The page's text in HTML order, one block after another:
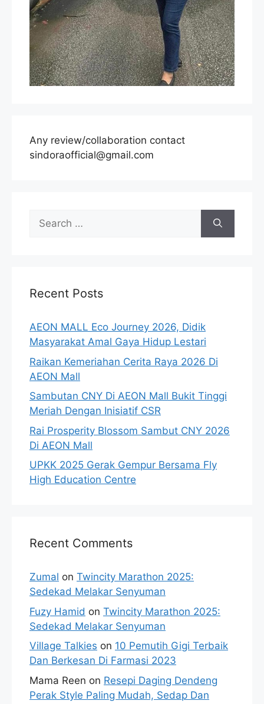
Any review/collaboration contact
sindoraofficial@gmail.com
Search
for:
Recent Posts
AEON MALL Eco Journey 2026, Didik
Masyarakat Amal Gaya Hidup Lestari
Raikan Kemeriahan Cerita Raya 2026 Di
AEON Mall
Sambutan CNY Di AEON Mall Bukit Tinggi
Meriah Dengan Inisiatif CSR
Rai Prosperity Blossom Sambut CNY 2026
Di AEON Mall
UPKK 2025 Gerak Gempur Bersama Fly
High Education Centre
Recent Comments
Zumal on Twincity Marathon 2025:
Sedekad Melakar Senyuman
Fuzy Hamid on Twincity Marathon 2025:
Sedekad Melakar Senyuman
Village Talkies on 10 Pemutih Gigi Terbaik
Dan Berkesan Di Farmasi 2023
Mama Reen on Resepi Daging Dendeng
Perak Style Paling Mudah, Sedap Dan